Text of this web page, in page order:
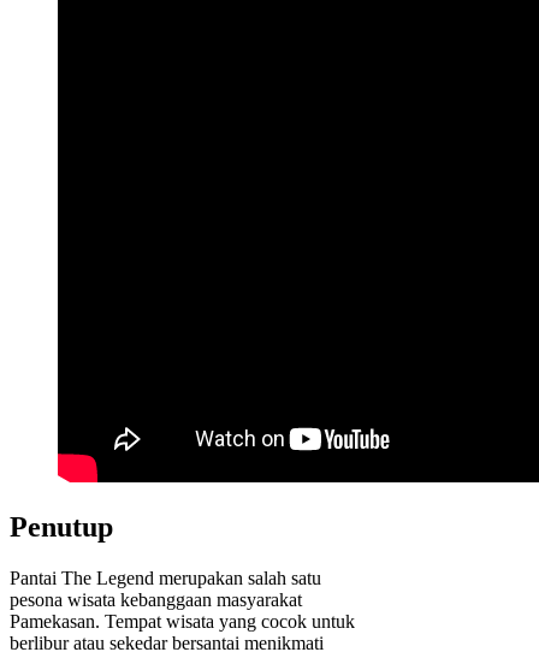
Penutup
Pantai The Legend merupakan salah satu
pesona wisata kebanggaan masyarakat
Pamekasan. Tempat wisata yang cocok untuk
berlibur atau sekedar bersantai menikmati